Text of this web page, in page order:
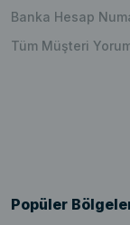
Banka Hesap
Tüm Müşteri
Popüler